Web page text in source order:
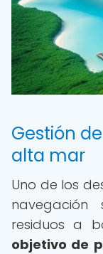
Gestión
alta mar
Uno de los
residuos a
objetivo de